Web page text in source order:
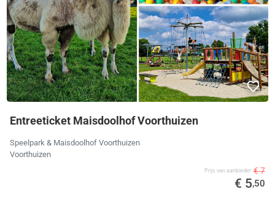
Entreeticket Maisdoolhof Voorthuizen
Speelpark & Maisdoolhof Voorthuizen
Voorthuizen
Prijs van aanbieder € 7
€ 5,50